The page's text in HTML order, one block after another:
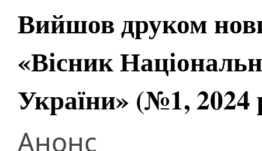
Вийшов друком
«Вісник
України» (№1, 2024
Анонс